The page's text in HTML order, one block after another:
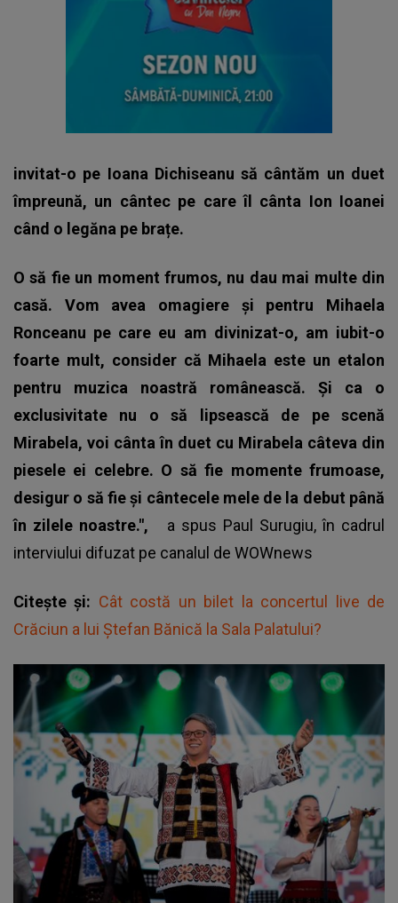
invitat-o pe Ioana Dichiseanu să cântăm un duet
împreună, un cântec pe care îl cânta Ion Ioanei
când o legăna pe brațe.
O să fie un moment frumos, nu dau mai multe din
casă. Vom avea omagiere și pentru Mihaela
Ronceanu pe care eu am divinizat-o, am iubit-o
foarte mult, consider că Mihaela este un etalon
pentru muzica noastră românească. Și ca o
exclusivitate nu o să lipsească de pe scenă
Mirabela, voi cânta în duet cu Mirabela câteva din
piesele ei celebre. O să fie momente frumoase,
desigur o să fie și cântecele mele de la debut până
în zilele noastre.", a spus Paul Surugiu, în cadrul
interviului difuzat pe canalul de WOWnews
Citește și: Cât costă un bilet la concertul live de
Crăciun a lui Ștefan Bănică la Sala Palatului?